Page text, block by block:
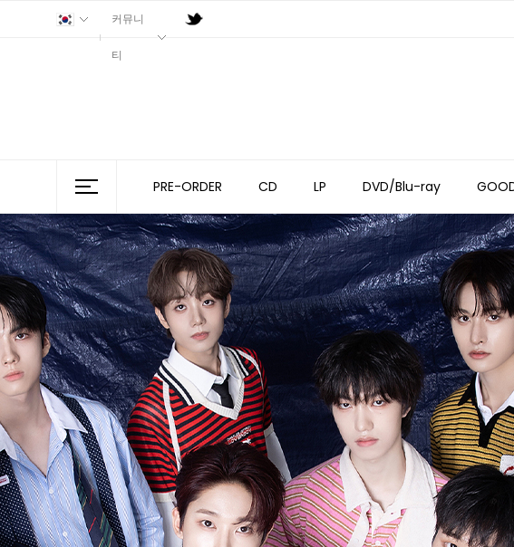
커뮤니
티
PRE-ORDER CD LP DVD/Blu-ray